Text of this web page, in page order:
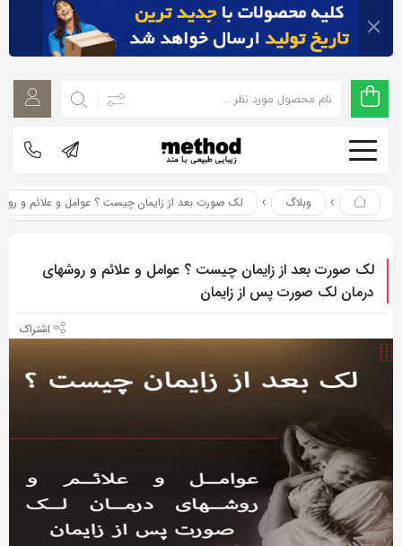
اشتراک
با
از
زیر
صفحه
دوستان
بگذارید.
کپی
لینک
وبلاگ لک صورت بعد از زایمان چیست ؟ عوامل و علائم و
لک صورت بعد از زایمان چیست ؟ عوامل و علائم و روشهای
درمان لک صورت پس از زایمان
اشتراک
گذاری
با
از
صفحه
دوستان
بگذارید.
کپی
لینک